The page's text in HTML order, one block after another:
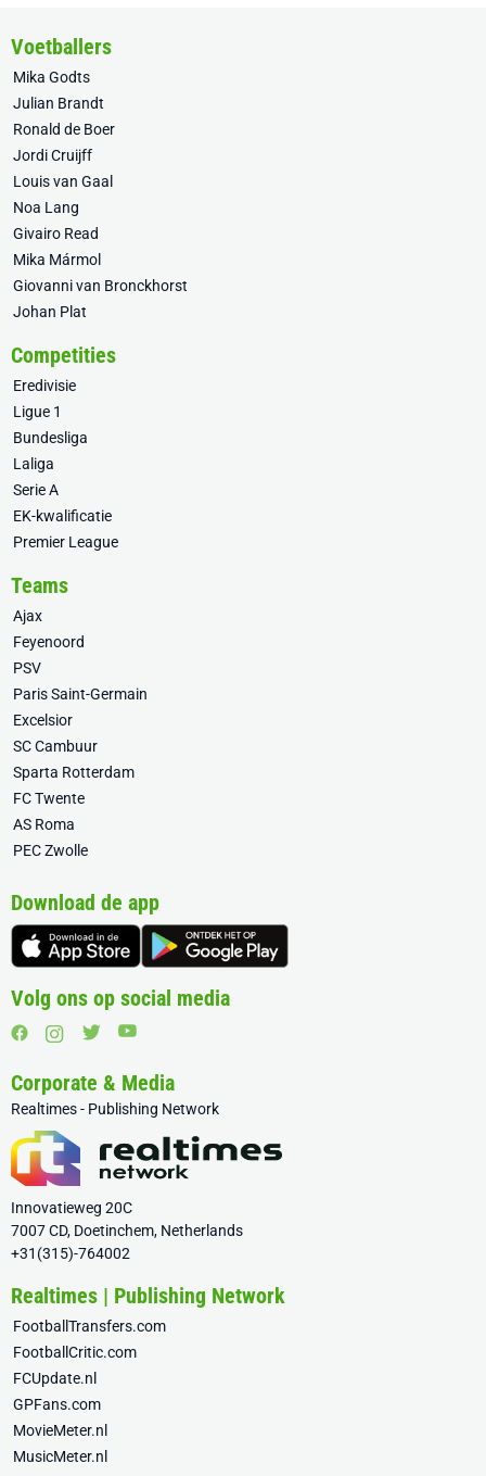
Voetballers
Mika Godts
Julian Brandt
Ronald de Boer
Jordi Cruijff
Louis van Gaal
Noa Lang
Givairo Read
Mika Mármol
Giovanni van Bronckhorst
Johan Plat
Competities
Eredivisie
Ligue 1
Bundesliga
Laliga
Serie A
EK-kwalificatie
Premier League
Teams
Ajax
Feyenoord
PSV
Paris Saint-Germain
Excelsior
SC Cambuur
Sparta Rotterdam
FC Twente
AS Roma
PEC Zwolle
Download de app
Volg ons op social media
Corporate & Media
Realtimes - Publishing Network
Innovatieweg 20C
7007 CD, Doetinchem, Netherlands
+31(315)-764002
Realtimes | Publishing Network
FootballTransfers.com
FootballCritic.com
FCUpdate.nl
GPFans.com
MovieMeter.nl
MusicMeter.nl